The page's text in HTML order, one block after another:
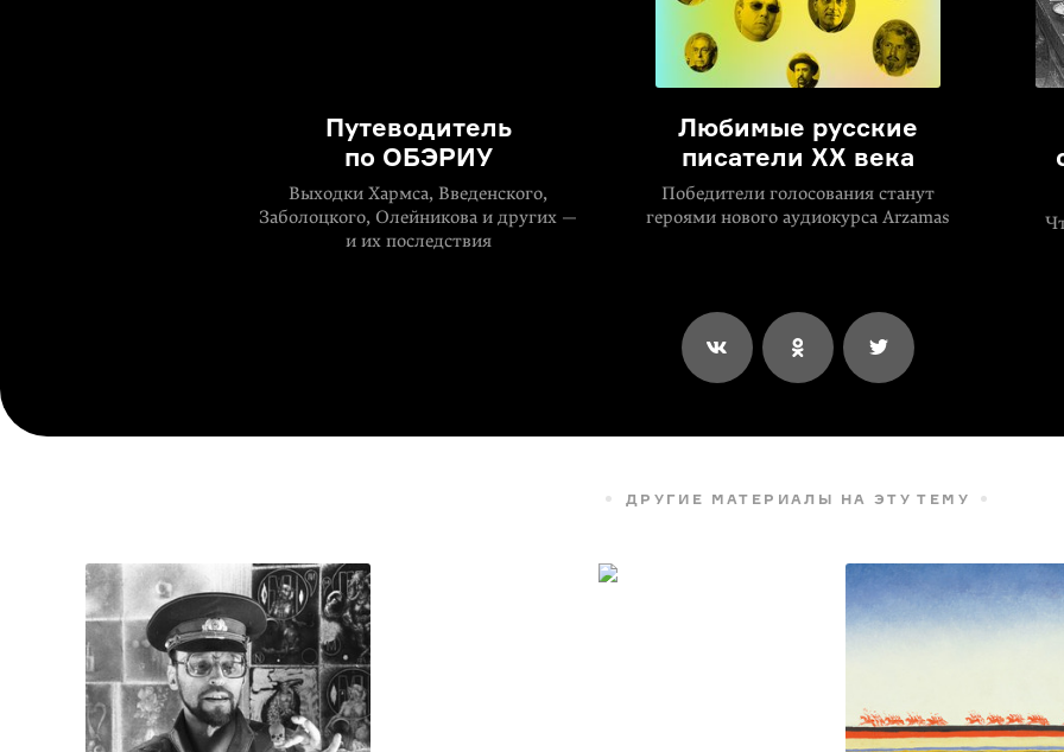
Путеводитель
по ОБЭРИУ
Выходки Хармса, Введенского,
Заболоцкого, Олейникова и других —
и их последствия
Любимые русские
писатели XX века
Победители голосования станут
героями нового аудиокурса Arzamas
ДРУГИЕ МАТЕРИАЛЫ НА ЭТУ ТЕМУ